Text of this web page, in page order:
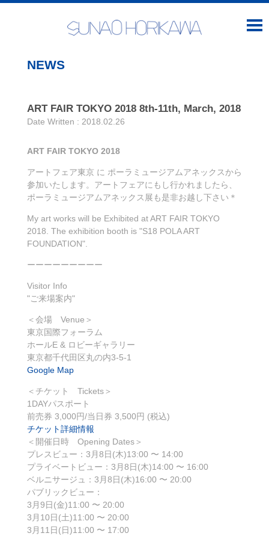
NEWS
ART FAIR TOKYO 2018 8th-11th, March, 2018
Date Written : 2018.02.26
ART FAIR TOKYO 2018
アートフェア東京 に ポーラミュージアムアネックスから
参加いたします。アートフェアにもし行かれましたら、
ポーラミュージアムアネックス展も是非お越し下さい＊
My art works will be Exhibited at ART FAIR TOKYO
2018. The exhibition booth is "S18 POLA ART
FOUNDATION".
ーーーーーーーーー
Visitor Info
"ご来場案内"
＜会場 Venue＞
東京国際フォーラム
ホールE & ロビーギャラリー
東京都千代田区丸の内3-5-1
Google Map
＜チケット Tickets＞
1DAYパスポート
前売券 3,000円/当日券 3,500円 (税込)
チケット詳細情報
＜開催日時 Opening Dates＞
プレスビュー：3月8日(木)13:00 〜 14:00
プライベートビュー：3月8日(木)14:00 〜 16:00
ベルニサージュ：3月8日(木)16:00 〜 20:00
パブリックビュー：
3月9日(金)11:00 〜 20:00
3月10日(土)11:00 〜 20:00
3月11日(日)11:00 〜 17:00